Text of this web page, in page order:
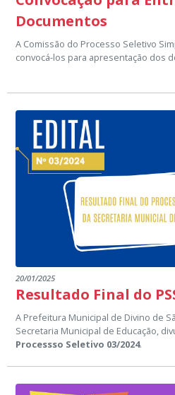
Documentos
A Comissão do Processo Seletivo
convocá-los para apresentação dos
20/01/2025
Resultado Final do
A Prefeitura Municipal de Divino de
Secretaria Municipal de Educação,
Processso Seletivo 03/2024.